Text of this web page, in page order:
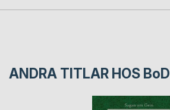
ANDRA TITLAR HOS BoD